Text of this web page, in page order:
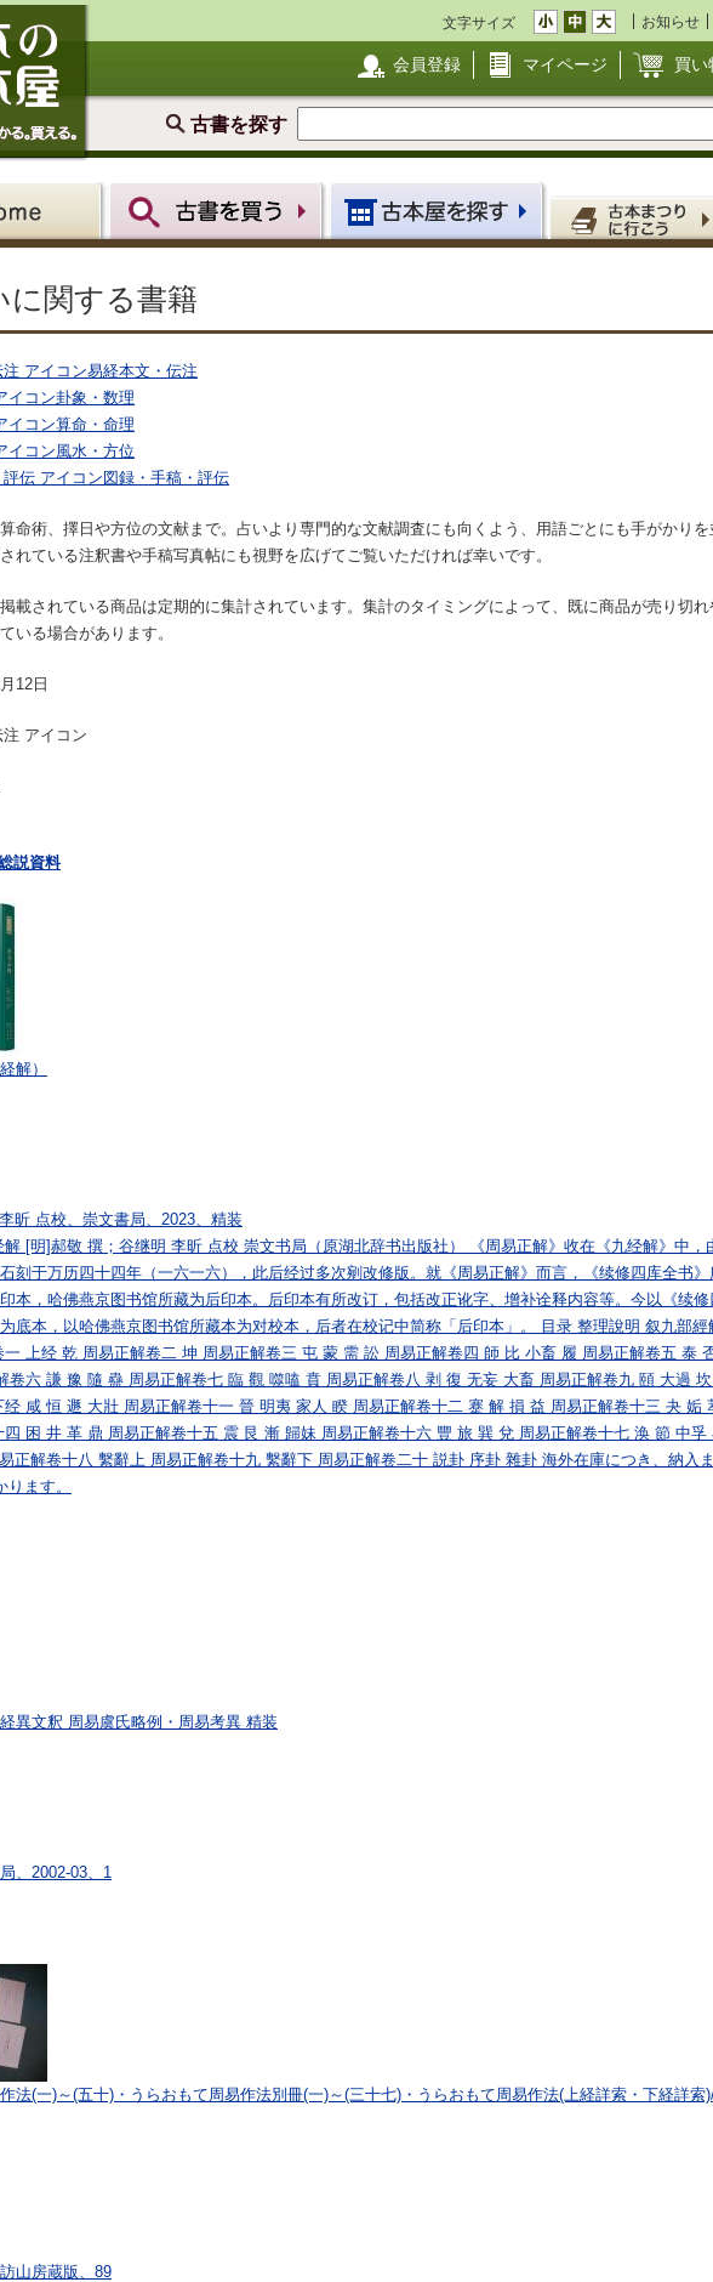
文字サイズ お知らせ
会員登録 マイページ 買い
古書を探す
に関する書籍
易経本文・伝注
卦象・数理
算命・命理
風水・方位
図録・手稿・評伝
命術、擇日や方位の文献まで。占いより専門的な文献調査にも向くよう、用語ごとにも手がかりを
れている注釈書や手稿写真帖にも視野を広げてご覧いただければ幸いです。
載されている商品は定期的に集計されています。集計のタイミングによって、既に商品が売り切れ
いる場合があります。
12日
説資料
解）
昕 点校、崇文書局、2023、精装
解 [明]郝敬 撰；谷继明 李昕 点校 崇文书局（原湖北辞书出版社） 《周易正解》收在《九经解》中，
刻于万历四十四年（一六一六），此后经过多次剜改修版。就《周易正解》而言，《续修四库全书》
本，哈佛燕京图书馆所藏为后印本。后印本有所改订，包括改正讹字、增补诠释内容等。今以《续修
底本，以哈佛燕京图书馆所藏本为对校本，后者在校记中简称「后印本」。 目录 整理說明 叙九部經
一 上经 乾 周易正解卷二 坤 周易正解卷三 屯 蒙 需 訟 周易正解卷四 師 比 小畜 履 周易正解卷五 泰
卷六 謙 豫 隨 蠱 周易正解卷七 臨 觀 噬嗑 賁 周易正解卷八 剥 復 无妄 大畜 周易正解卷九 頤 大過
经 咸 恒 遯 大壯 周易正解卷十一 晉 明夷 家人 睽 周易正解卷十二 蹇 解 損 益 周易正解卷十三 夬 姤
四 困 井 革 鼎 周易正解卷十五 震 艮 漸 歸妹 周易正解卷十六 豐 旅 巽 兌 周易正解卷十七 涣 節 中孚
正解卷十八 繫辭上 周易正解卷十九 繫辭下 周易正解卷二十 説卦 序卦 雜卦 海外在庫につき、納入
ます。
異文釈 周易虞氏略例・周易考異 精装
、2002-03、1
法(一)～(五十)・うらおもて周易作法別冊(一)～(三十七)・うらおもて周易作法(上経詳索・下経詳索
山房蔵版、89